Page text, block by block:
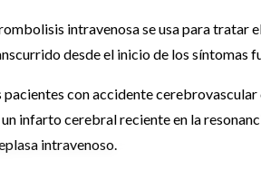
intravenosa se usa para tratar
desde el inicio de los síntomas
con accidente
infarto cerebral reciente en la
intravenoso.